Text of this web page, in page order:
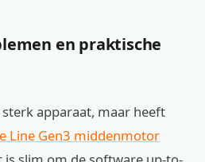
en praktische
sterk apparaat, maar heeft
Line Gen3 middenmotor